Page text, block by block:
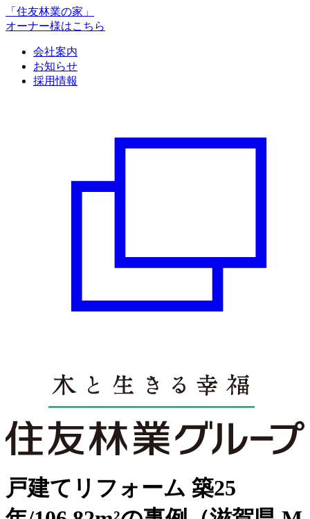
「住友林業の家」
オーナー様はこちら
会社案内
お知らせ
採用情報
戸建てリフォーム 築25